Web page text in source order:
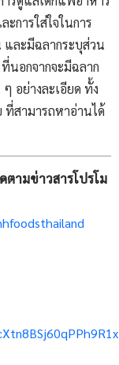
การใส่ใจในการ
ละมีฉลากระบุส่วน
ที่นอกจากจะมีฉลาก
อย่างละเอียด ทั้ง
สามารถหาอ่านได้
ามข่าวสารโปรโม